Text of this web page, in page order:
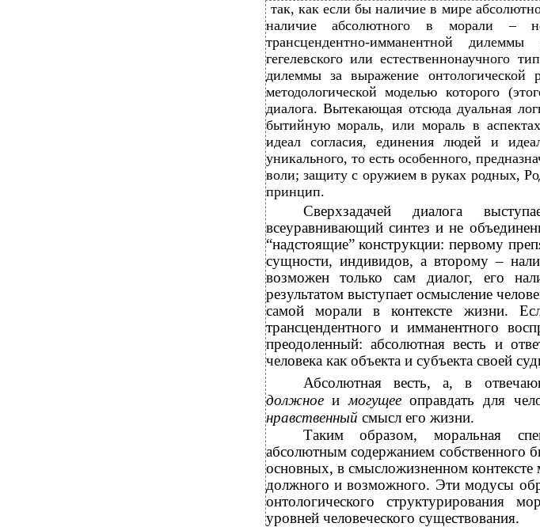
так, как если бы наличие в мире
наличие абсолютного в морали –
трансцендентно-имманентной
гегелевского или естественнонаучного
дилеммы за выражение онтологической
методологической моделью которого
диалога. Вытекающая отсюда дуальная
бытийную мораль, или мораль в
идеал согласия, единения людей и
уникального, то есть особенного,
воли; защиту с оружием в руках родных,
принцип.
Сверхзадачей диалога
всеуравнивающий синтез и не
“надстоящие” конструкции: первому
сущности, индивидов, а второму –
возможен только сам диалог, его
результатом выступает осмысление
самой морали в контексте жизни.
трансцендентного и имманентного
преодоленный: абсолютная весть и
человека как объекта и субъекта своей
Абсолютная весть, а, в
должноеимогущееоправдать для
нравственный смысл его жизни.
Таким образом, моральная
абсолютным содержанием собственного
основных, в смысложизненном
должного и возможного. Эти модусы
онтологического структурирования
уровней человеческого существования.